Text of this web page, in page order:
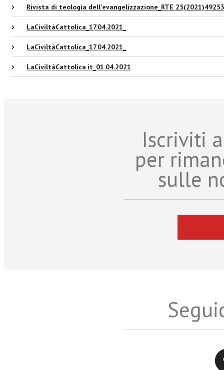
Rivista di teologia dell'evangelizzazione_RTE
LaCiviltàCattolica_17.04.2021_
LaCiviltàCattolica_17.04.2021_
LaCiviltàCattolica.it_01.04.2021
Iscriviti
per
sulle